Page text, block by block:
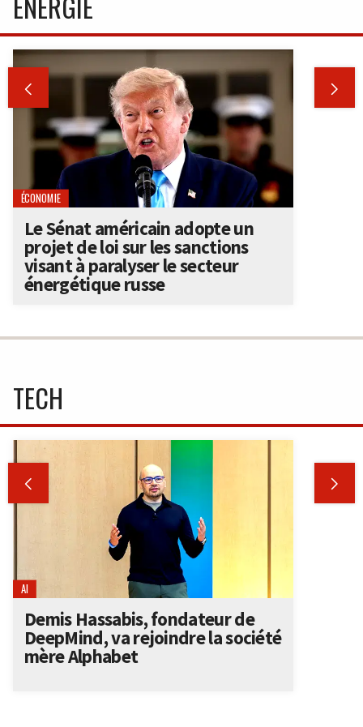
 
ÉCONOMIE
Le Sénat américain adopte un
projet de loi sur les sanctions
visant à paralyser le secteur
énergétique russe
TECH
 
AI
Demis Hassabis, fondateur de
DeepMind, va rejoindre la société
mère Alphabet